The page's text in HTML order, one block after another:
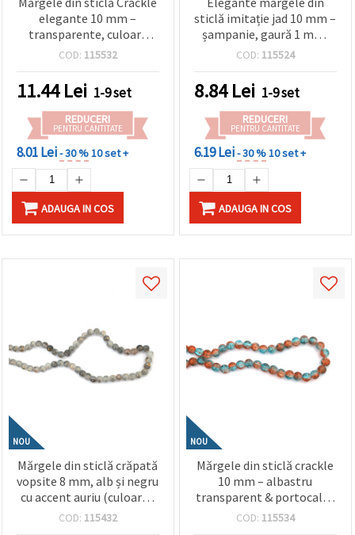
elegante 10 mm –
transparente, culoare
Migdală Blanșată; gaură 1
perfecte pentru
confecționarea
bijuteriilor delicate și a
designurilor grațioase
COD: 115532
11.44Lei 1-9 set
REDUCERI
PENTRU CANTITATE
8.01 Lei- 30 %10 set +
ADAUGA IN COS
sticlă imitație jad 10 mm –
șampanie, gaură 1 mm,
șirag ~85 bucăți – perfecte
handmade/DIY
COD: 115524
8.84Lei 1-9 set
REDUCERI
PENTRU CANTITATE
6.19 Lei- 30 %10 set +
ADAUGA IN COS
NOU
Mărgele din sticlă crăpată
vopsite 8 mm, alb și negru
cu accent auriu (culoare),
gaură 1 mm, ~100 buc –
COD: 115432
NOU
Mărgele din sticlă crackle
10 mm – albastru
transparent & portocaliu,
orificiu 1 mm, șirag ~85
COD: 115534